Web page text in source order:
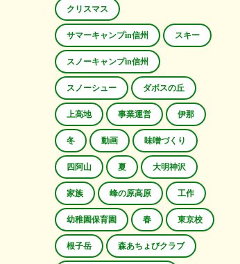
クリスマス
サマーキャンプin信州 スキー
スノーキャンプin信州
スノーシュー ダボスの丘
上高地 事業運営 伊那
冬 動画 味噌づくり
四阿山 夏 大明神沢
家族 峰の原高原 工作
幼稚園保育園 春 東京校
根子岳 森あちょびクラブ